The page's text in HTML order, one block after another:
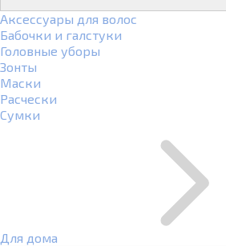
Аксессуары для волос
Бабочки и галстуки
Головные уборы
Зонты
Маски
Расчески
Сумки
Для дома